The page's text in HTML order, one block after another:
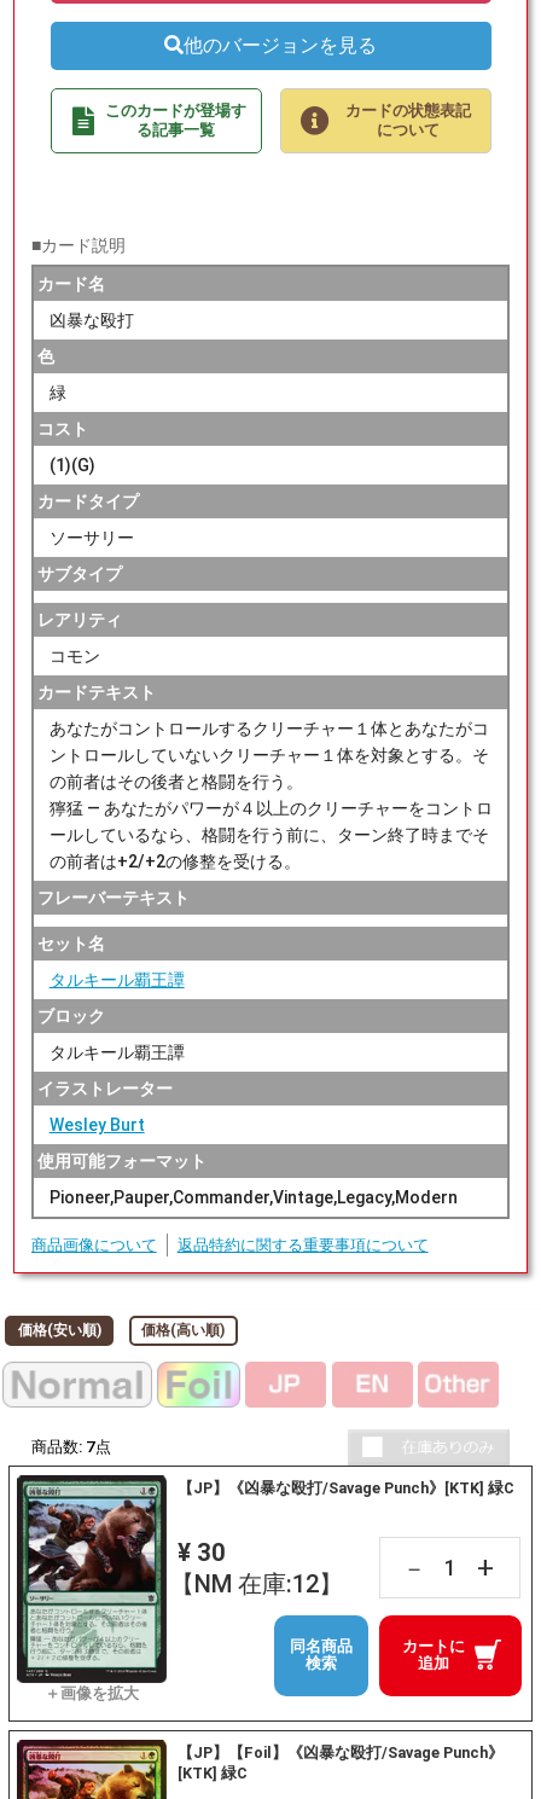
他のバージョンを見る
このカードが登場す
る記事一覧
カードの状態表記
について
■カード説明
カード名
凶暴な殴打
色
緑
コスト
(1)(G)
カードタイプ
ソーサリー
サブタイプ
レアリティ
コモン
カードテキスト
あなたがコントロールするクリーチャー１体とあなたがコ
ントロールしていないクリーチャー１体を対象とする。そ
の前者はその後者と格闘を行う。
獰猛 ― あなたがパワーが４以上のクリーチャーをコントロ
ールしているなら、格闘を行う前に、ターン終了時までそ
の前者は+2/+2の修整を受ける。
フレーバーテキスト
セット名
タルキール覇王譚
ブロック
タルキール覇王譚
イラストレーター
Wesley Burt
使用可能フォーマット
Pioneer,Pauper,Commander,Vintage,Legacy,Modern
商品画像について 返品特約に関する重要事項について
価格(安い順) 価格(高い順)
商品数: 7点
【JP】《凶暴な殴打/Savage Punch》[KTK] 緑C
¥ 30
【NM 在庫:12】
－ +
カートに
追加
同名商品
検索
【JP】【Foil】《凶暴な殴打/Savage Punch》
[KTK] 緑C